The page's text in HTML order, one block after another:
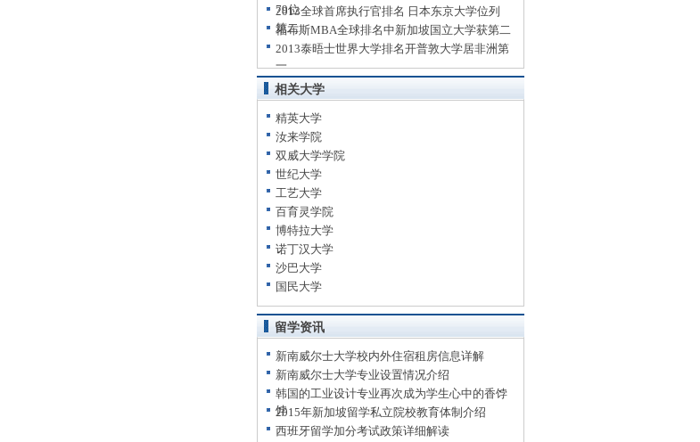
79位
2013全球首席执行官排名 日本东京大学位列
第二
福布斯MBA全球排名中新加坡国立大学获第二
2013泰晤士世界大学排名开普敦大学居非洲第
一
相关大学
精英大学
汝来学院
双威大学学院
世纪大学
工艺大学
百育灵学院
博特拉大学
诺丁汉大学
沙巴大学
国民大学
留学资讯
新南威尔士大学校内外住宿租房信息详解
新南威尔士大学专业设置情况介绍
韩国的工业设计专业再次成为学生心中的香饽
饽
2015年新加坡留学私立院校教育体制介绍
西班牙留学加分考试政策详细解读